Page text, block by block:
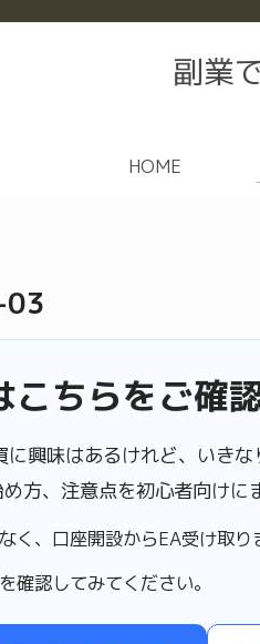
副業
HOME
こちらをご確
に興味はあるけれど、いき
方、注意点を初心者向けに
く、口座開設からEA受け取り
確認してみてください。